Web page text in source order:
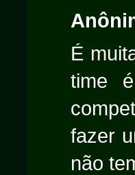
É
time
fazer
não